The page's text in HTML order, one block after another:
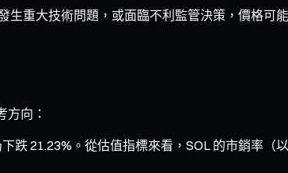
重大技術問題，或面臨不利監管決策，價格可
向：
跌 21.23%。從估值指標來看，SOL 的市銷率（